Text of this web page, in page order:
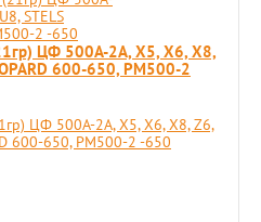
ЦФ 500A-2A, Х5, Х6, Х8,
600-650, РМ500-2
ЦФ 500A-2A, Х5, Х6, Х8, Z6,
600-650, РМ500-2 -650